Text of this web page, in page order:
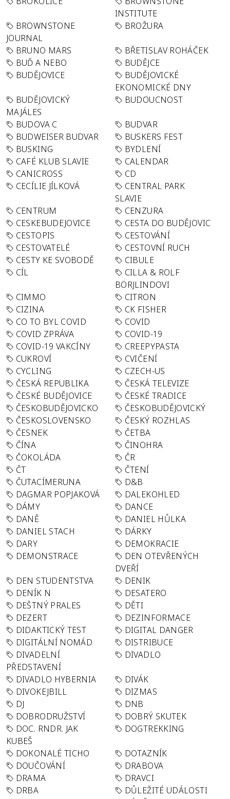
INSTITUTE
BROWNSTONE
JOURNAL
BROŽURA
BRUNO MARS
BŘETISLAV ROHÁČEK
BUĎ A NEBO
BUDĚJCE
BUDĚJOVICE
BUDĚJOVICKÉ
EKONOMICKÉ DNY
BUDĚJOVICKÝ
MAJÁLES
BUDOUCNOST
BUDOVA C
BUDVAR
BUDWEISER BUDVAR
BUSKERS FEST
BUSKING
BYDLENÍ
CAFÉ KLUB SLAVIE
CALENDAR
CANICROSS
CD
CECÍLIE JÍLKOVÁ
CENTRAL PARK
SLAVIE
CENTRUM
CENZURA
CESKEBUDEJOVICE
CESTA DO BUDĚJOVIC
CESTOPIS
CESTOVÁNÍ
CESTOVATELÉ
CESTOVNÍ RUCH
CESTY KE SVOBODĚ
CIBULE
CÍL
CILLA & ROLF
BÖRJLINDOVI
CIMMO
CITRON
CIZINA
CK FISHER
CO TO BYL COVID
COVID
COVID ZPRÁVA
COVID-19
COVID-19 VAKCÍNY
CREEPYPASTA
CUKROVÍ
CVIČENÍ
CYCLING
CZECH-US
ČESKÁ REPUBLIKA
ČESKÁ TELEVIZE
ČESKÉ BUDĚJOVICE
ČESKÉ TRADICE
ČESKOBUDĚJOVICKO
ČESKOBUDĚJOVICKÝ
ČESKOSLOVENSKO
ČESKÝ ROZHLAS
ČESNEK
ČETBA
ČÍNA
ČINOHRA
ČOKOLÁDA
ČR
ČT
ČTENÍ
ČUTACÍMERUNA
D&B
DAGMAR POPJAKOVÁ
DALEKOHLED
DÁMY
DANCE
DANĚ
DANIEL HŮLKA
DANIEL STACH
DÁRKY
DARY
DEMOKRACIE
DEMONSTRACE
DEN OTEVŘENÝCH
DVEŘÍ
DEN STUDENTSTVA
DENIK
DENÍK N
DESATERO
DEŠTNÝ PRALES
DĚTI
DEZERT
DEZINFORMACE
DIDAKTICKÝ TEST
DIGITAL DANGER
DIGITÁLNÍ NOMÁD
DISTRIBUCE
DIVADELNÍ
PŘEDSTAVENÍ
DIVADLO
DIVADLO HYBERNIA
DIVÁK
DIVOKEJBILL
DIZMAS
DJ
DNB
DOBRODRUŽSTVÍ
DOBRÝ SKUTEK
DOC. RNDR. JAK
KUBEŠ
DOGTREKKING
DOKONALÉ TICHO
DOTAZNÍK
DOUČOVÁNÍ
DRABOVA
DRAMA
DRAVCI
DRBA
DŮLEŽITÉ UDÁLOSTI